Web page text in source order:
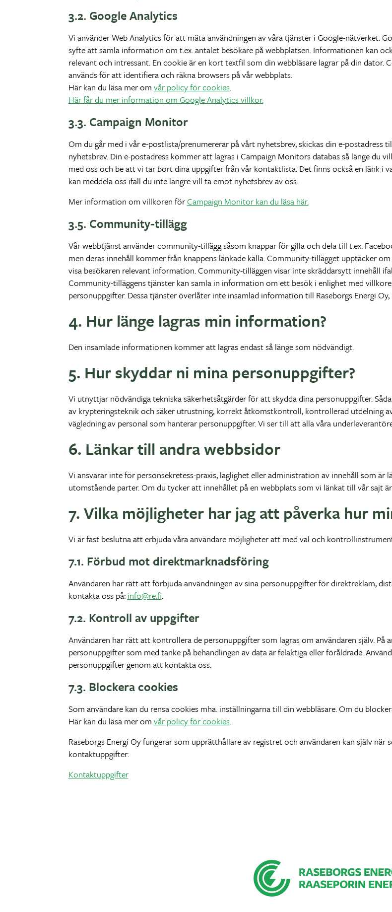
3.2. Google Analytics
Vi använder Web Analytics för att mäta användningen av våra tjänster i Google-nätverket.
syfte att samla information om t.ex. antalet besökare på webbplatsen. Informationen kan
relevant och intressant. En cookie är en kort textfil som din webbläsare lagrar på din
används för att identifiera och räkna browsers på vår webbplats.
Här kan du läsa mer om vår policy för cookies.
Här får du mer information om Google Analytics villkor.
3.3. Campaign Monitor
Om du går med i vår e-postlista/prenumererar på vårt nyhetsbrev, skickas din e-
nyhetsbrev. Din e-postadress kommer att lagras i Campaign Monitors databas så länge du
med oss och be att vi tar bort dina uppgifter från vår kontaktlista. Det finns också en länk i
kan meddela oss ifall du inte längre vill ta emot nyhetsbrev av oss.
Mer information om villkoren förCampaign Monitor kan du läsa här.
3.5. Community-tillägg
Vår webbtjänst använder community-tillägg såsom knappar för gilla och dela till t.ex.
men deras innehåll kommer från knappens länkade källa. Community-tillägget upptäcker
visa besökaren relevant information. Community-tilläggen visar inte skräddarsytt innehåll
Community-tilläggens tjänster kan samla in information om ett besök i enlighet med
personuppgifter. Dessa tjänster överlåter inte insamlad information till Raseborgs Energi
4. Hur länge lagras min information?
Den insamlade informationen kommer att lagras endast så länge som nödvändigt.
5. Hur skyddar ni mina personuppgifter?
Vi utnyttjar nödvändiga tekniska säkerhetsåtgärder för att skydda dina personuppgifter.
av krypteringsteknik och säker utrustning, korrekt åtkomstkontroll, kontrollerad utdelning
vägledning av personal som hanterar personuppgifter. Vi ser till att alla våra
6. Länkar till andra webbsidor
Vi ansvarar inte för personsekretess-praxis, laglighet eller administration av innehåll som
utomstående parter. Om du tycker att innehållet på en webbplats som vi länkat till vår sajt
7. Vilka möjligheter har jag att påverka hur
Vi är fast beslutna att erbjuda våra användare möjligheter att med val och
7.1. Förbud mot direktmarknadsföring
Användaren har rätt att förbjuda användningen av sina personuppgifter för direktreklam,
kontakta oss på: info@re.fi.
7.2. Kontroll av uppgifter
Användaren har rätt att kontrollera de personuppgifter som lagras om användaren själv. På
personuppgifter som med tanke på behandlingen av data är felaktiga eller föråldrade.
personuppgifter genom att kontakta oss.
7.3. Blockera cookies
Som användare kan du rensa cookies mha. inställningarna till din webbläsare. Om du
Här kan du läsa mer om vår policy för cookies.
Raseborgs Energi Oy fungerar som upprätthållare av registret och användaren kan själv
kontaktuppgifter:
Kontaktuppgifter